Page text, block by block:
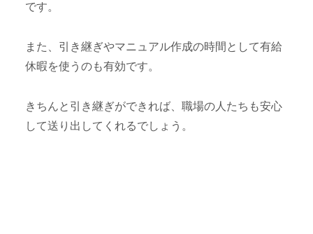
です。
また、引き継ぎやマニュアル作成の時間として有給
休暇を使うのも有効です。
きちんと引き継ぎができれば、職場の人たちも安心
して送り出してくれるでしょう。